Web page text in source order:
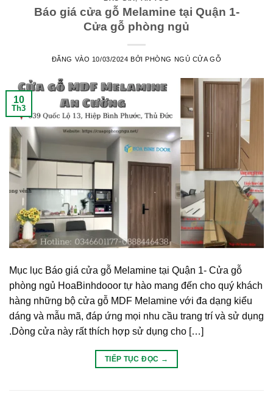
Báo giá cửa gỗ Melamine tại Quận 1-
Cửa gỗ phòng ngủ
ĐĂNG VÀO 10/03/2024 BỞI PHÒNG NGỦ CỬA GỖ
10
Th3
Mục lục Báo giá cửa gỗ Melamine tại Quận 1- Cửa gỗ
phòng ngủ HoaBinhdooor tự hào mang đến cho quý khách
hàng những bộ cửa gỗ MDF Melamine với đa dạng kiểu
dáng và mẫu mã, đáp ứng mọi nhu cầu trang trí và sử dụng
.Dòng cửa này rất thích hợp sử dụng cho […]
TIẾP TỤC ĐỌC →